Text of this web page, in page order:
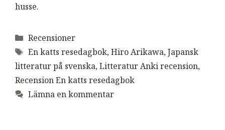
husse.
Kategorier
Recensioner
Etiketter
En katts resedagbok,Hiro Arikawa,Japansk
litteratur på svenska,Litteratur Anki recension,
Recension En katts resedagbok
Lämna en kommentar